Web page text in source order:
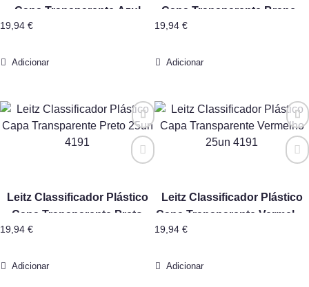
Capa Transparente Azul
Escuro 25un 4191
19,94 €
Adicionar
Capa Transparente Branco
19,94 €
Adicionar
Leitz Classificador Plástico
Capa Transparente Preto
19,94 €
Adicionar
Leitz Classificador Plástico
Capa Transparente Vermelho
19,94 €
Adicionar